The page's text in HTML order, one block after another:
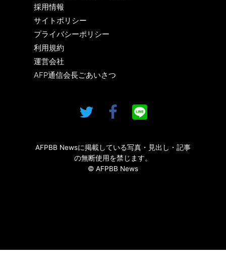
採用情報
サイトポリシー
プライバシーポリシー
利用規約
運営会社
AFP通信会長ごあいさつ
AFPBB Newsに掲載している写真・見出し・記事
の無断使用を禁じます。
© AFPBB News